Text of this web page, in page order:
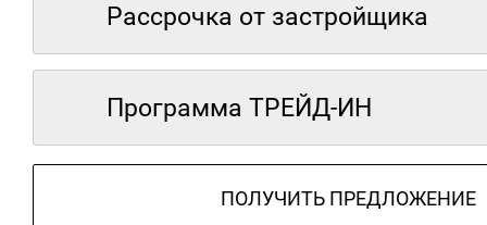
Рассрочка от застройщика
Программа ТРЕЙД-ИН
ПОЛУЧИТЬ ПРЕДЛОЖЕНИЕ